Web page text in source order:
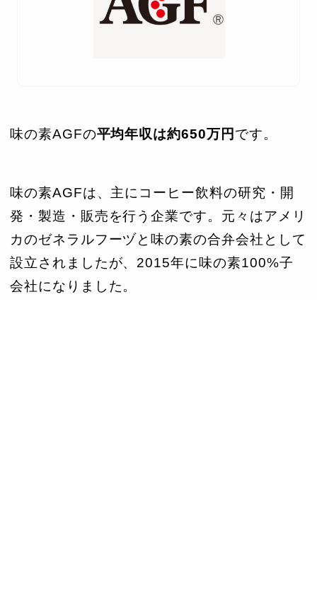
味の素AGFの平均年収は約650万円 です。
味の素AGFは、主にコーヒー飲料の研究・開
発・製造・販売を行う企業です。元々はアメリ
カのゼネラルフーヅと味の素の合弁会社として
設立されましたが、2015年に味の素100%子
会社になりました。